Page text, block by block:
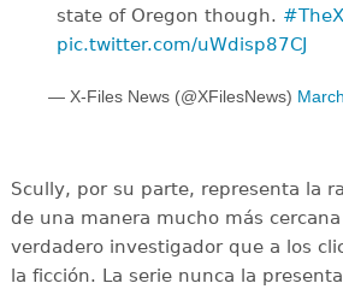
state of Oregon though.
pic.twitter.com/uWdisp87CJ
— X-Files News (@XFilesNews)
Scully, por su parte, representa la
de una manera mucho más
verdadero investigador que a los
la ficción. La serie nunca la